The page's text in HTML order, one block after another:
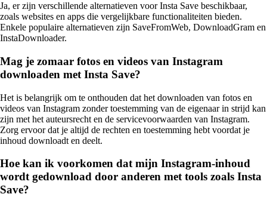
Ja, er zijn verschillende alternatieven voor Insta Save beschikbaar,
zoals websites en apps die vergelijkbare functionaliteiten bieden.
Enkele populaire alternatieven zijn SaveFromWeb, DownloadGram en
InstaDownloader.
Mag je zomaar fotos en videos van Instagram
downloaden met Insta Save?
Het is belangrijk om te onthouden dat het downloaden van fotos en
videos van Instagram zonder toestemming van de eigenaar in strijd kan
zijn met het auteursrecht en de servicevoorwaarden van Instagram.
Zorg ervoor dat je altijd de rechten en toestemming hebt voordat je
inhoud downloadt en deelt.
Hoe kan ik voorkomen dat mijn Instagram-inhoud
wordt gedownload door anderen met tools zoals Insta
Save?